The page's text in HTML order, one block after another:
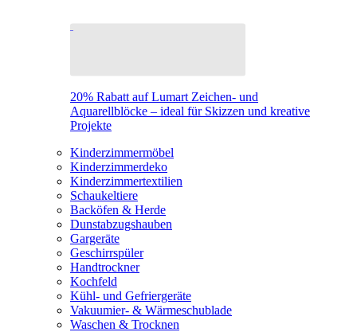
20% Rabatt auf Lumart Zeichen- und
Aquarellblöcke – ideal für Skizzen und kreative
Projekte
Kinderzimmermöbel
Kinderzimmerdeko
Kinderzimmertextilien
Schaukeltiere
Backöfen & Herde
Dunstabzugshauben
Gargeräte
Geschirrspüler
Handtrockner
Kochfeld
Kühl- und Gefriergeräte
Vakuumier- & Wärmeschublade
Waschen & Trocknen